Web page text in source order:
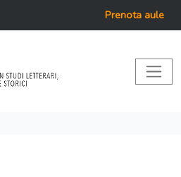
Prenota aule